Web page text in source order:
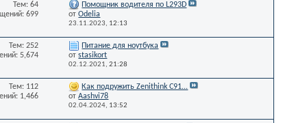
Тем: 64
699
Помощник водителя по L293D
отOdelia
23.11.2023, 12:13
Тем: 252
5,674
Питание для ноутбука
отstasikort
02.12.2021,21:28
Тем: 112
1,466
Как подружить Zenithink С91...
отAashvi78
02.04.2024, 13:52